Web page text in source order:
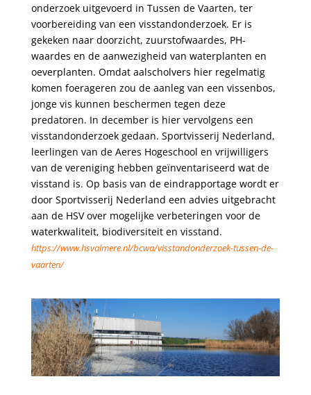
onderzoek uitgevoerd in Tussen de Vaarten, ter
voorbereiding van een visstandonderzoek. Er is
gekeken naar doorzicht, zuurstofwaardes, PH-
waardes en de aanwezigheid van waterplanten en
oeverplanten. Omdat aalscholvers hier regelmatig
komen foerageren zou de aanleg van een vissenbos,
jonge vis kunnen beschermen tegen deze
predatoren. In december is hier vervolgens een
visstandonderzoek gedaan. Sportvisserij Nederland,
leerlingen van de Aeres Hogeschool en vrijwilligers
van de vereniging hebben geïnventariseerd wat de
visstand is. Op basis van de eindrapportage wordt er
door Sportvisserij Nederland een advies uitgebracht
aan de HSV over mogelijke verbeteringen voor de
waterkwaliteit, biodiversiteit en visstand.
https://www.hsvalmere.nl/bcwa/visstandonderzoek-tussen-de-
vaarten/